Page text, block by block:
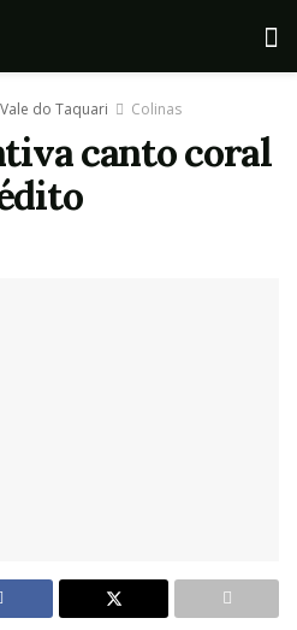
Vale do Taquari Colinas
canto coral